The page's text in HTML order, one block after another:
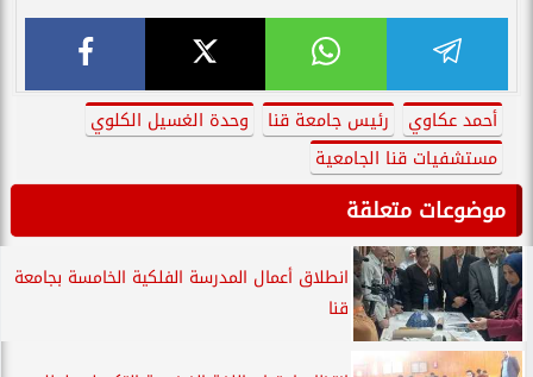
أحمد عكاوي رئيس جامعة قنا
وحدة الغسيل الكلوي
مستشفيات قنا الجامعية
موضوعات متعلقة
انطلاق أعمال المدرسة الفلكية الخامسة بجامعة
قنا